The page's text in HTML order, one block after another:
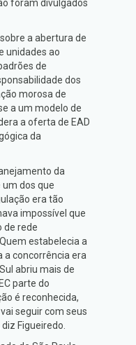
foram divulgados
a abertura de
unidades ao
de
dos
morosa de
a um modelo de
a oferta de EAD
da
da
um dos que
era tão
impossível que
de rede
estabelecia a
a concorrência era
abriu mais de
parte do
é reconhecida,
seguir com seus
Figueiredo.